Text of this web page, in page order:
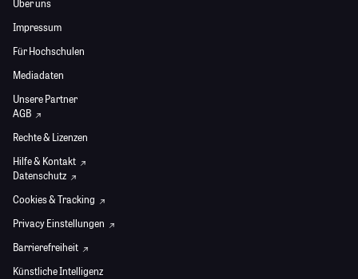
Über uns
Impressum
Für Hochschulen
Mediadaten
Unsere Partner
AGB
Rechte & Lizenzen
Hilfe & Kontakt
Datenschutz
Cookies & Tracking
Privacy Einstellungen
Barrierefreiheit
Künstliche Intelligenz